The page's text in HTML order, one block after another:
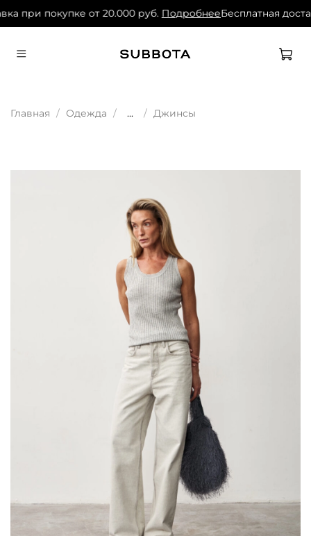
при покупке от 20.000 руб.ПодробнееБесплатная
Главная Одежда ... Джинсы